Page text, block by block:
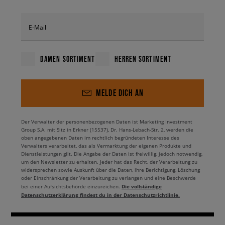
gut aus und kann – je nach Muster – ganz unterschiedliche
Lust auf einen kalifornischen Coastal-
Oder bevorzugst du etwas Klassisch-Romantisches? Dann
Auf der anderen Seite steht der Pulli zum Überziehen – in
Klassischer Rundhals? Manchmal ist die Entscheidung
schwer… von den Mustern ganz zu schweigen. Du willst ein
Statement Piece? Dann schau dir die Multi-Color-Knits von
Levi’s an. Wenn du eher ein Basic suchst, das sich easy in
jedes Outfit einfügt – dann sind die Modelle von Champion
die richtige Wahl.
Unser Tipp: Es kommt auf den Zweck an. Wenn du
morgens schnelle Lösungen und das Layering liebst – greif
zum Cardigan. Wenn du einen cleaneren, durchdachten
E-Mail
DAMEN SORTIMENT HERREN SORTIMENT
MELDE DICH AN
Der Verwalter der personenbezogenen Daten ist Marketing Investment
Group S.A. mit Sitz in Erkner (15537), Dr. Hans-Lebach-Str. 2, werden die
oben angegebenen Daten im rechtlich begründeten Interesse des
Verwalters verarbeitet, das als Vermarktung der eigenen Produkte und
Dienstleistungen gilt. Die Angabe der Daten ist freiwillig, jedoch notwendig,
um den Newsletter zu erhalten. Jeder hat das Recht, der Verarbeitung zu
widersprechen sowie Auskunft über die Daten, ihre Berichtigung, Löschung
oder Einschränkung der Verarbeitung zu verlangen und eine Beschwerde
bei einer Aufsichtsbehörde einzureichen. Die vollständige
Datenschutzerklärung findest du in der Datenschutzrichtlinie.